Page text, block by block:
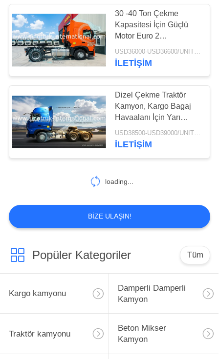
30 -40 Ton Çekme
Kapasitesi İçin Güçlü
Motor Euro 2
Uluslararası Traktör
Römorku
USD36000-USD36600/UNIT)negotiation MOQ:1 ADET
İLETIŞIM
Dizel Çekme Traktör
Kamyon, Kargo Bagaj
Havaalanı İçin Yarı
Traktör Römorku
USD38500-USD39000/UNIT)negotiation MOQ:1 ADET
İLETIŞIM
loading...
BIZE ULAŞIN!
Popüler Kategoriler Tüm
Kargo kamyonu
Damperli Damperli
Kamyon
Traktör kamyonu
Beton Mikser
Kamyon